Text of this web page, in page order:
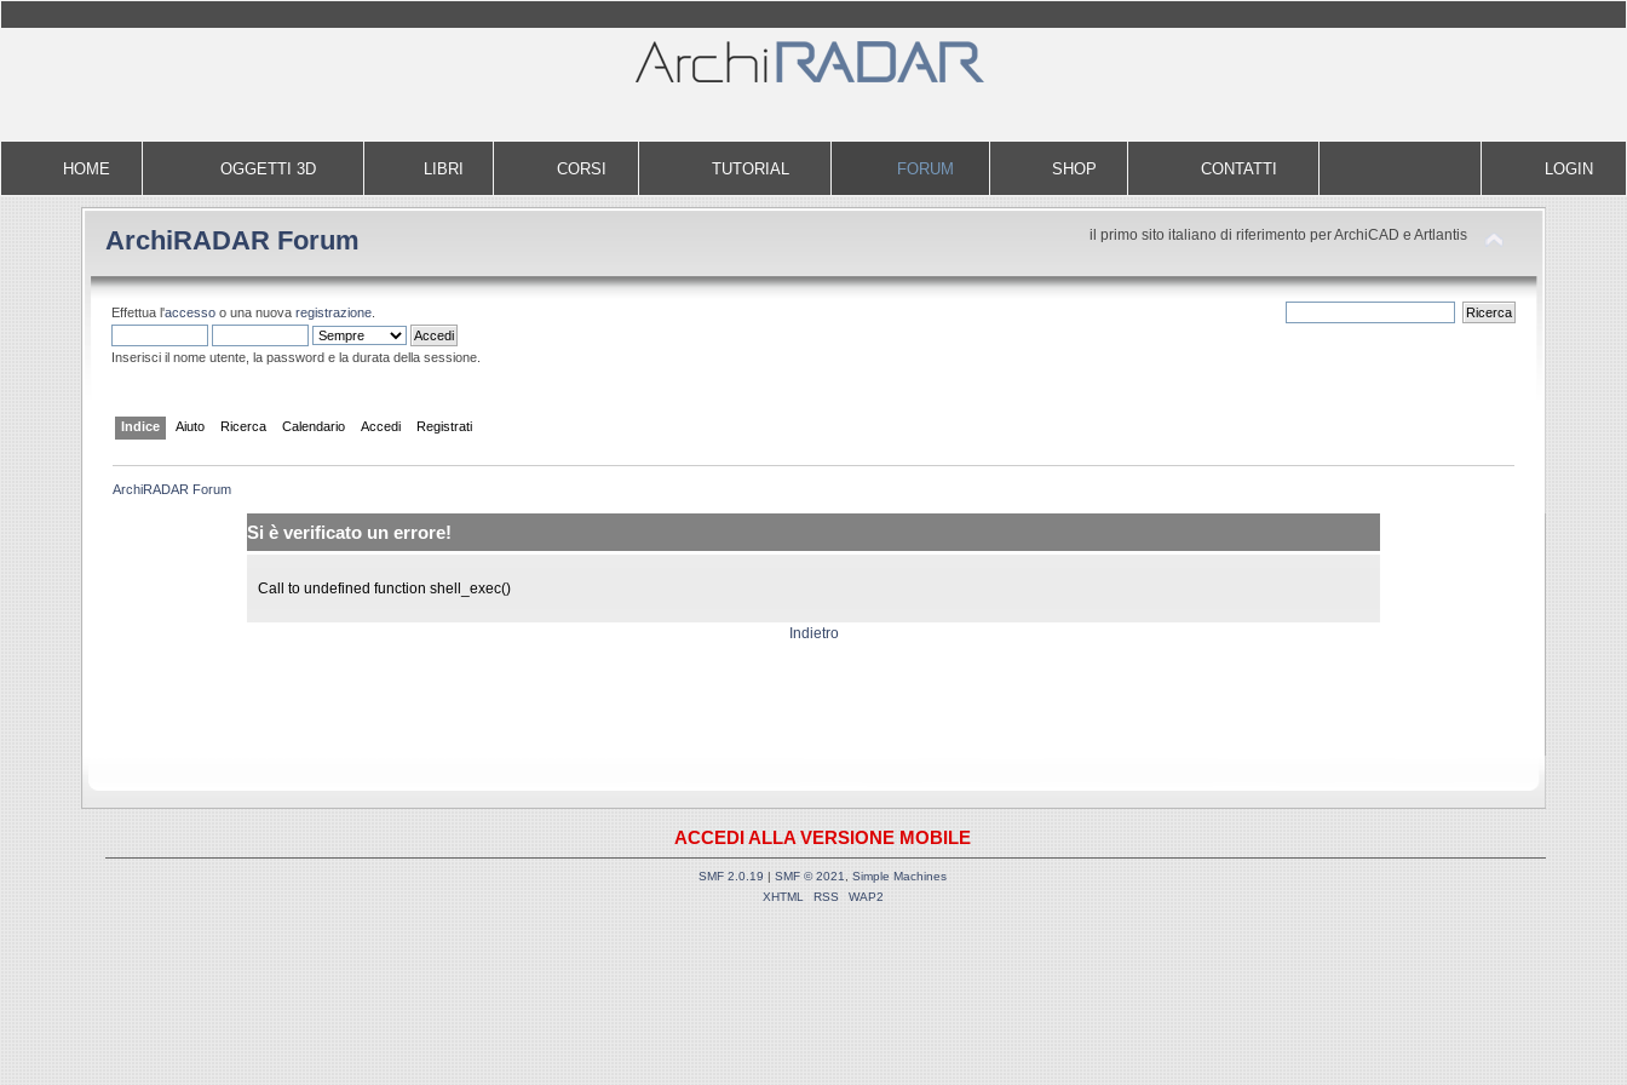
HOME OGGETTI 3D LIBRI CORSI TUTORIAL FORUM SHOP CONTATTI LOGIN
ArchiRADAR Forum il primo sito italiano di riferimento per ArchiCAD e Artlantis
Effettua l'accesso o una nuovaregistrazione.
Inserisci il nome utente, la password e la durata della sessione.
Indice Aiuto Ricerca Calendario Accedi Registrati
ArchiRADAR Forum
Si è verificato un errore!
Call to undefined function shell_exec()
Indietro
ACCEDI ALLA VERSIONE MOBILE
SMF 2.0.19 | SMF © 2021
Simple Machines
XHTML
RSS WAP2